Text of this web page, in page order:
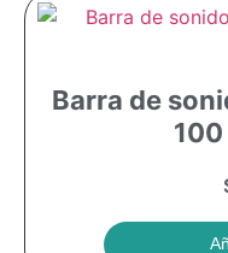
Barra de
100